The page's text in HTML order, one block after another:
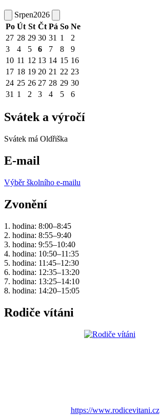
Srpen2026
Po Út St Čt Pá So Ne
27 28 29 30 31 1
2
3
4 5 6 7 8
9
10 11 12 13 14 15 16
17 18 19 20 21 22 23
24 25 26 27 28 29 30
31 1 2 3 4 5 6
Svátek a výročí
Svátek má Oldřiška
E-mail
Výběr školního e-mailu
Zvonění
1. hodina: 8:00–8:45
2. hodina: 8:55–9:40
3. hodina: 9:55–10:40
4. hodina: 10:50–11:35
5. hodina: 11:45–12:30
6. hodina: 12:35–13:20
7. hodina: 13:25–14:10
8. hodina: 14:20–15:05
Rodiče vítáni
https://www.rodicevitani.cz